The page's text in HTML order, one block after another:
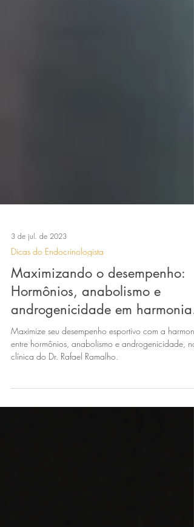
3 de jul. de 2023
Dicas do Endocrinologista
Maximizando o desempenho:
Hormônios, anabolismo e
androgenicidade em harmonia.
Maximize seu desempenho esportivo com a
clínica do Dr. Rafael Ramalho.